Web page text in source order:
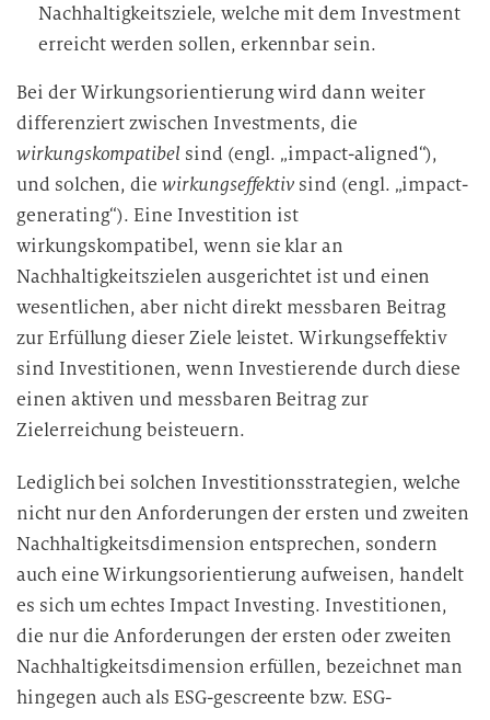
Nachhaltigkeitsziele, welche mit dem Investment
erreicht werden sollen, erkennbar sein.
Bei der Wirkungsorientierung wird dann weiter
differenziert zwischen Investments, die
wirkungskompatibel sind (engl. „impact-aligned“),
und solchen, diewirkungseffektiv sind (engl. „impact-
generating“). Eine Investition ist
wirkungskompatibel, wenn sie klar an
Nachhaltigkeitszielen ausgerichtet ist und einen
wesentlichen, aber nicht direkt messbaren Beitrag
zur Erfüllung dieser Ziele leistet. Wirkungseffektiv
sind Investitionen, wenn Investierende durch diese
einen aktiven und messbaren Beitrag zur
Zielerreichung beisteuern.
Lediglich bei solchen Investitionsstrategien, welche
nicht nur den Anforderungen der ersten und zweiten
Nachhaltigkeitsdimension entsprechen, sondern
auch eine Wirkungsorientierung aufweisen, handelt
es sich um echtes Impact Investing. Investitionen,
die nur die Anforderungen der ersten oder zweiten
Nachhaltigkeitsdimension erfüllen, bezeichnet man
hingegen auch als ESG-gescreente bzw. ESG-